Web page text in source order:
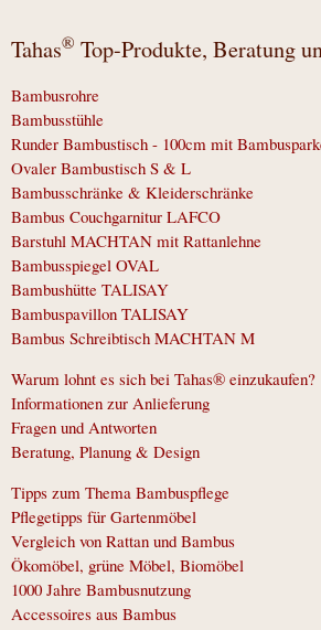
Tahas® Top-Produkte, Beratung
Bambusrohre
Bambusstühle
Runder Bambustisch - 100cm mit
Ovaler Bambustisch S & L
Bambusschränke & Kleiderschränke
Bambus Couchgarnitur LAFCO
Barstuhl MACHTAN mit Rattanlehne
Bambusspiegel OVAL
Bambushütte TALISAY
Bambuspavillon TALISAY
Bambus Schreibtisch MACHTAN M
Warum lohnt es sich bei Tahas® einzukaufen?
Informationen zur Anlieferung
Fragen und Antworten
Beratung, Planung & Design
Tipps zum Thema Bambuspflege
Pflegetipps für Gartenmöbel
Vergleich von Rattan und Bambus
Ökomöbel, grüne Möbel, Biomöbel
1000 Jahre Bambusnutzung
Accessoires aus Bambus